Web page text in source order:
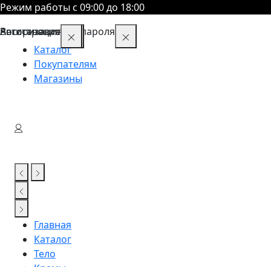
Режим работы с 09:00 до 18:00
Каталог
Покупателям
Магазины
Главная
Каталог
Тело
Восстановление пароля
Авторизация
Регистрация